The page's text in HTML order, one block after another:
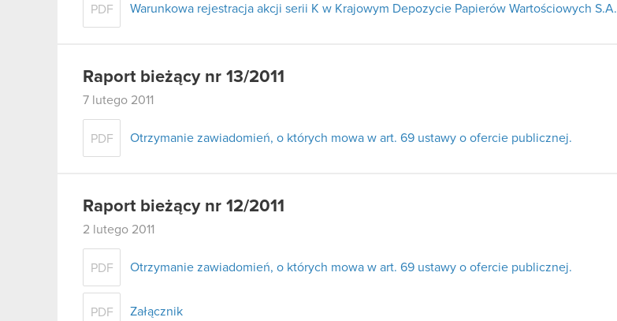
PDF Warunkowa rejestracja akcji serii K w Krajowym Depozycie Papierów Wartościowych S.A.
Raport bieżący nr 13/2011
7 lutego 2011
PDF Otrzymanie zawiadomień, o których mowa w art. 69 ustawy o ofercie publicznej.
Raport bieżący nr 12/2011
2 lutego 2011
PDF Otrzymanie zawiadomień, o których mowa w art. 69 ustawy o ofercie publicznej.
PDF Załącznik